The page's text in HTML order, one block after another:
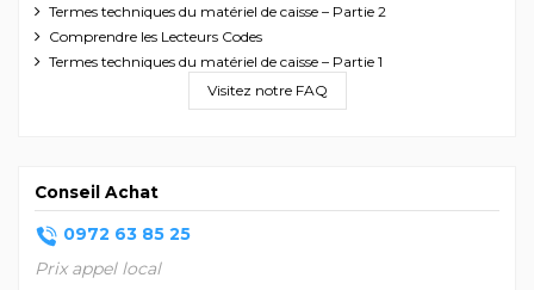
Termes techniques du matériel de caisse – Partie 2
Comprendre les Lecteurs Codes
Termes techniques du matériel de caisse – Partie 1
Visitez notre FAQ
Conseil Achat
0972 63 85 25
Prix appel local